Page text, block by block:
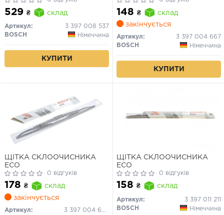
529 ₴ склад
Артикул:
3 397 008 537
BOSCH
Німеччина
КУПИТИ
148 ₴
склад
закінчується
Артикул:
3 397 004 667
BOSCH
Німеччина
КУПИТИ
ЩІТКА СКЛООЧИСНИКА
ECO
0 відгуків
178 ₴
склад
закінчується
Артикул:
3 397 004 670
ЩІТКА СКЛООЧИСНИКА
ECO
0 відгуків
158 ₴ склад
Артикул:
3 397 011 211
BOSCH
Німеччина